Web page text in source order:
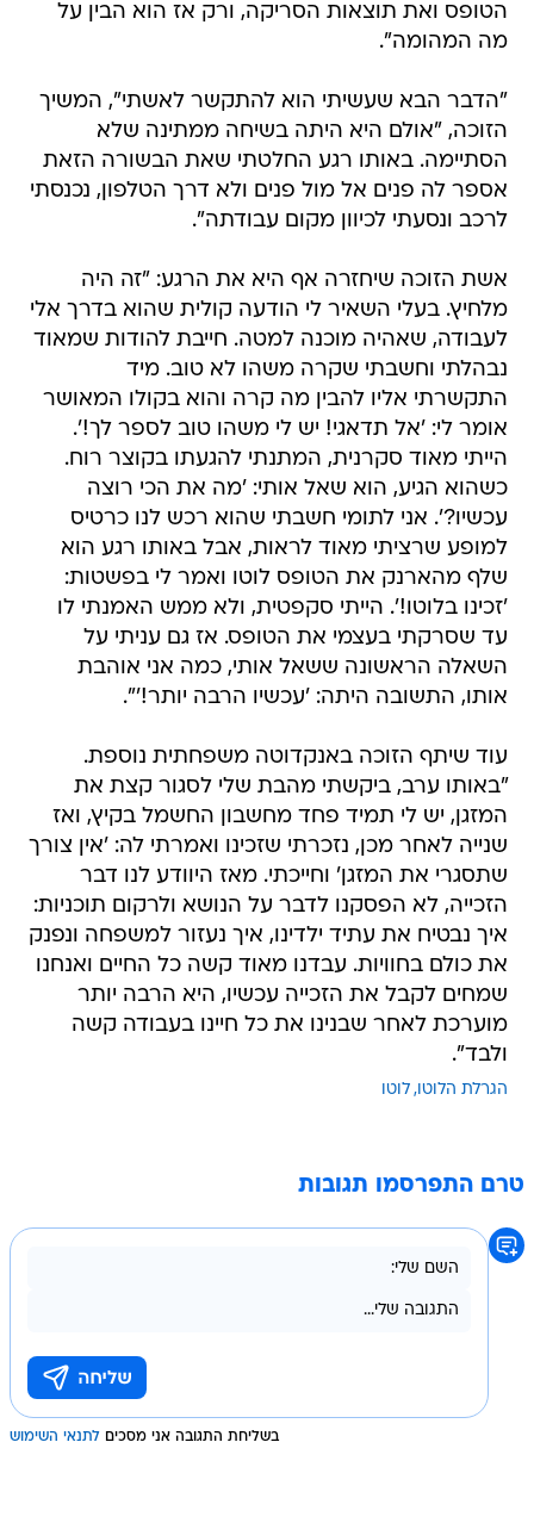
הטופס ואת תוצאות הסריקה, ורק אז הוא הבין על
מה המהומה".
"הדבר הבא שעשיתי הוא להתקשר לאשתי", המשיך
הזוכה, "אולם היא היתה בשיחה ממתינה שלא
הסתיימה. באותו רגע החלטתי שאת הבשורה הזאת
אספר לה פנים אל מול פנים ולא דרך הטלפון, נכנסתי
לרכב ונסעתי לכיוון מקום עבודתה".
אשת הזוכה שיחזרה אף היא את הרגע: "זה היה
מלחיץ. בעלי השאיר לי הודעה קולית שהוא בדרך אלי
לעבודה, שאהיה מוכנה למטה. חייבת להודות שמאוד
נבהלתי וחשבתי שקרה משהו לא טוב. מיד
התקשרתי אליו להבין מה קרה והוא בקולו המאושר
אומר לי: 'אל תדאגי! יש לי משהו טוב לספר לך!'.
הייתי מאוד סקרנית, המתנתי להגעתו בקוצר רוח.
כשהוא הגיע, הוא שאל אותי: 'מה את הכי רוצה
עכשיו?'. אני לתומי חשבתי שהוא רכש לנו כרטיס
למופע שרציתי מאוד לראות, אבל באותו רגע הוא
שלף מהארנק את הטופס לוטו ואמר לי בפשטות:
'זכינו בלוטו!'. הייתי סקפטית, ולא ממש האמנתי לו
עד שסרקתי בעצמי את הטופס. אז גם עניתי על
השאלה הראשונה ששאל אותי, כמה אני אוהבת
אותו, התשובה היתה: 'עכשיו הרבה יותר!'".
עוד שיתף הזוכה באנקדוטה משפחתית נוספת.
"באותו ערב, ביקשתי מהבת שלי לסגור קצת את
המזגן, יש לי תמיד פחד מחשבון החשמל בקיץ, ואז
שנייה לאחר מכן, נזכרתי שזכינו ואמרתי לה: 'אין צורך
שתסגרי את המזגן' וחייכתי. מאז היוודע לנו דבר
הזכייה, לא הפסקנו לדבר על הנושא ולרקום תוכניות:
איך נבטיח את עתיד ילדינו, איך נעזור למשפחה ונפנק
את כולם בחוויות. עבדנו מאוד קשה כל החיים ואנחנו
שמחים לקבל את הזכייה עכשיו, היא הרבה יותר
מוערכת לאחר שבנינו את כל חיינו בעבודה קשה
ולבד".
הגרלת הלוטו לוטו
טרם התפרסמו תגובות
בשליחת התגובה אני מסכים לתנאי השימוש